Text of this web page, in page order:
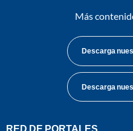
Más
Descarga
Descarga
RED DE PORTALES